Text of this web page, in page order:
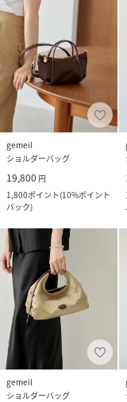
gemeil
ショルダーバッグ
19,800 円
1,800ポイント(10%ポイント
バック)
gemeil
ショルダーバッグ